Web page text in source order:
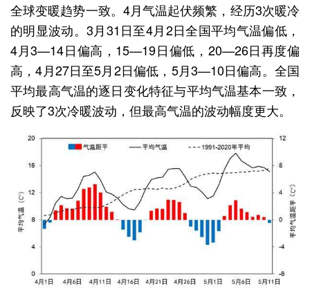
全球变暖趋势一致。4月气温起伏频繁，经历3次暖冷
的明显波动。3月31日至4月2日全国平均气温偏低，
4月3—14日偏高，15—19日偏低，20—26日再度偏
高，4月27日至5月2日偏低，5月3—10日偏高。全国
平均最高气温的逐日变化特征与平均气温基本一致，
反映了3次冷暖波动，但最高气温的波动幅度更大。